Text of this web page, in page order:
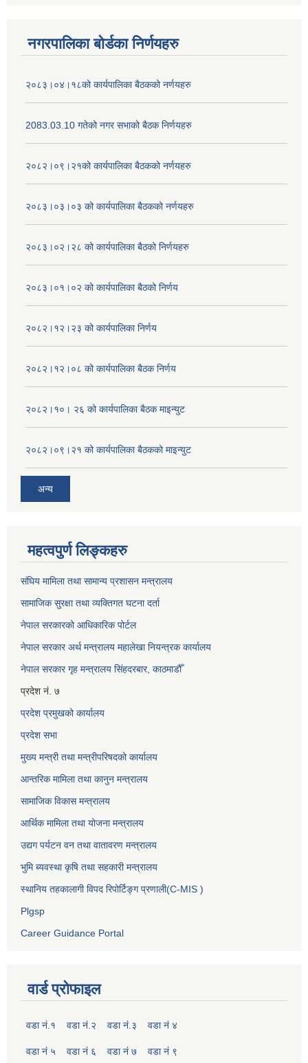
नगरपालिका बोर्डका निर्णयहरु
२०८३।०४।१८को कार्यपालिका बैठकको नर्णयहरु
2083.03.10 गतेको नगर सभाको बैठक निर्णयहरु
२०८२।०९।२१को कार्यपालिका बैठकको नर्णयहरु
२०८३।०३।०३ को कार्यपालिका बैठकको नर्णयहरु
२०८३।०२।२८ को कार्यपालिका बैठको निर्णयहरु
२०८३।०१।०२ को कार्यपालिका बैठको निर्णय
२०८२।१२।२३ को कार्यपालिका निर्णय
२०८२।१२।०८ को कार्यपालिका बैठक निर्णय
२०८२।१०। २६ को कार्यपालिका बैठक माइन्युट
२०८२।०९।२१ को कार्यपालिका बैठकको माइन्युट
अन्य
महत्वपुर्ण लिङ्कहरु
संघिय मामिला तथा सामान्य प्रशासन मन्त्रालय
सामाजिक सुरक्षा तथा व्यक्तिगत घटना दर्ता
नेपाल सरकारको आधिकारिक पोर्टल
नेपाल सरकार अर्थ मन्त्रालय महालेखा नियन्त्रक कार्यालय
नेपाल सरकार गृह मन्त्रालय सिंहदरबार, काठमाडौँ
प्रदेश नं. ७
प्रदेश प्रमुखको कार्यालय
प्रदेश सभा
मुख्य मन्त्री तथा मन्त्रीपरिषदको कार्यालय
आन्तरिक मामिला तथा कानुन मन्त्रालय
सामाजिक विकास मन्त्रालय
आर्थिक मामिला तथा योजना मन्त्रालय
उद्यग पर्यटन वन तथा वातावरण मन्त्रालय
भुमि ब्यवस्था कृषि तथा सहकारी मन्त्रालय
स्थानिय तहकालागी विपद रिपोर्टिङ्ग प्रणाली(C-MIS )
Plgsp
Career Guidance Portal
वार्ड प्रोफाइल
वडा नं.१ वडा नं.२ वडा नं.३ वडा नं ४
वडा नं ५ वडा नं ६ वडा नं ७ वडा नं ९